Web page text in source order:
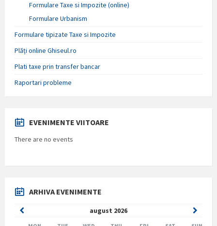
Formulare Taxe si Impozite (online)
Formulare Urbanism
Formulare tipizate Taxe si Impozite
Plăți online Ghiseul.ro
Plati taxe prin transfer bancar
Raportari probleme
EVENIMENTE VIITOARE
There are no events
ARHIVA EVENIMENTE
august 2026
Previous